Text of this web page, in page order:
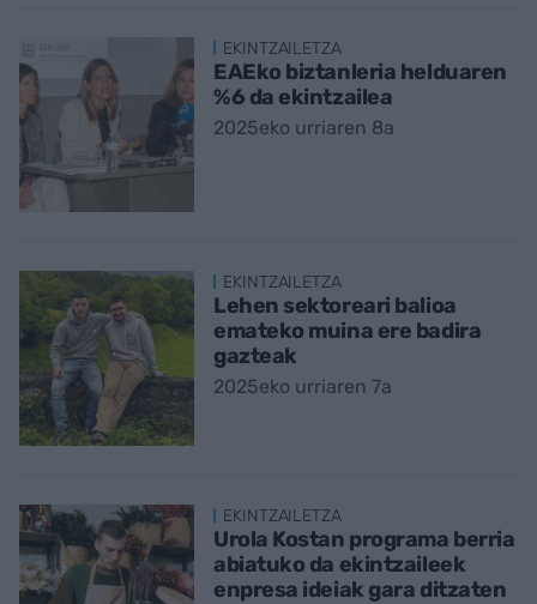
EKINTZAILETZA
EAEko biztanleria helduaren
%6 da ekintzailea
2025eko urriaren 8a
EKINTZAILETZA
Lehen sektoreari balioa
emateko muina ere badira
gazteak
2025eko urriaren 7a
EKINTZAILETZA
Urola Kostan programa berria
abiatuko da ekintzaileek
enpresa ideiak gara ditzaten